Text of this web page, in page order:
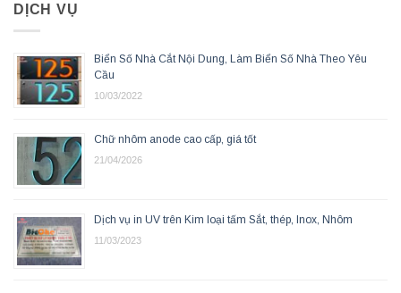
DỊCH VỤ
Biển Số Nhà Cắt Nội Dung, Làm Biển Số Nhà Theo Yêu
Cầu
10/03/2022
Chữ nhôm anode cao cấp, giá tốt
21/04/2026
Dịch vụ in UV trên Kim loại tấm Sắt, thép, Inox, Nhôm
11/03/2023